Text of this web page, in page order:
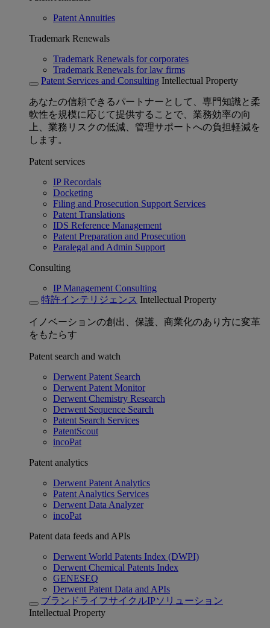
Patent Annuities
Trademark Renewals
Trademark Renewals for corporates
Trademark Renewals for law firms
Patent Services and Consulting Intellectual Property
あなたの信頼できるパートナーとして、専門知識と柔
軟性を規模に応じて提供することで、業務効率の向
上、業務リスクの低減、管理サポートへの負担軽減を
します。
Patent services
IP Recordals
Docketing
Filing and Prosecution Support Services
Patent Translations
IDS Reference Management
Patent Preparation and Prosecution
Paralegal and Admin Support
Consulting
IP Management Consulting
特許インテリジェンス Intellectual Property
イノベーションの創出、保護、商業化のあり方に変革
をもたらす
Patent search and watch
Derwent Patent Search
Derwent Patent Monitor
Derwent Chemistry Research
Derwent Sequence Search
Patent Search Services
PatentScout
incoPat
Patent analytics
Derwent Patent Analytics
Patent Analytics Services
Derwent Data Analyzer
incoPat
Patent data feeds and APIs
Derwent World Patents Index (DWPI)
Derwent Chemical Patents Index
GENESEQ
Derwent Patent Data and APIs
ブランドライフサイクルIPソリューション
Intellectual Property